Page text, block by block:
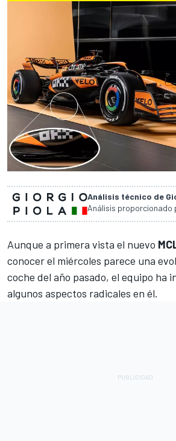
Análisis técnico de
Análisis proporcionado
Aunque a primera vista el nuevo
conocer el miércoles parece una
coche del año pasado, el equipo ha
algunos aspectos radicales en él.